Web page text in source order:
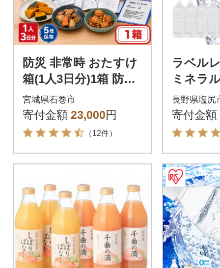
防災 非常時 おたすけ
箱(1人3日分)1箱 防災
グッズ 防災セット ト
イレ 水 備蓄 非常用
災害
宮城県石巻市
寄付金額 23,000円
（12件）
ラベル
ミネラ
「信州
水」 2L
×6本 長
長野県塩尻
寄付金額